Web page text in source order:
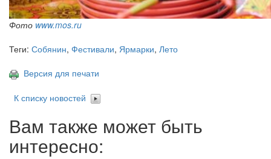
Фото www.mos.ru
Теги: Собянин, Фестивали, Ярмарки, Лето
Версия для печати
К списку новостей
Вам также может быть
интересно: